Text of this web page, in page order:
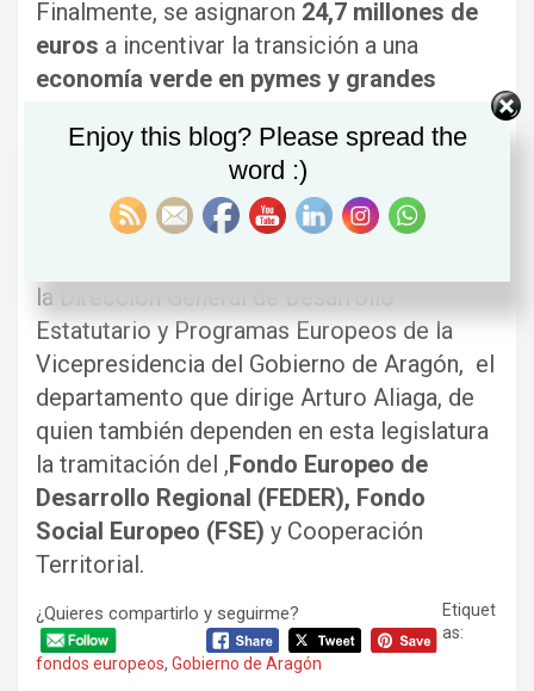
Finalmente, se asignaron 24,7 millones de
euros a incentivar la transición a una
economía verde en pymes y grandes
Los proyectos presentados por los
diferentes departamentos del Gobierno
como candidatos a beneficiarse de los
la Dirección General de Desarrollo
Estatutario y Programas Europeos de la
Vicepresidencia del Gobierno de Aragón, el
departamento que dirige Arturo Aliaga, de
quien también dependen en esta legislatura
la tramitación del ,Fondo Europeo de
Desarrollo Regional (FEDER), Fondo
Social Europeo (FSE) y Cooperación
Territorial.
¿Quieres compartirlo y seguirme?
Etiquet
as:
fondos europeos, Gobierno de Aragón
Enjoy this blog? Please spread the
word :)